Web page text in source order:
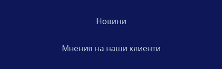
Новини
Мнения на наши клиенти